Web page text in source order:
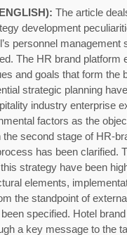
The article
development
personnel management
The HR brand platform
and goals that form the
strategic planning
industry enterprise
factors as the
second stage of HR-
has been clarified.
strategy have been
elements,
the standpoint of
specified. Hotel
a key message to the